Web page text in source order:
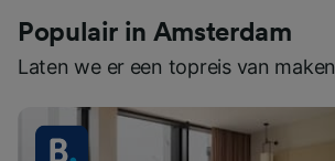
Populair in Amsterdam
Laten we er een topreis van maken